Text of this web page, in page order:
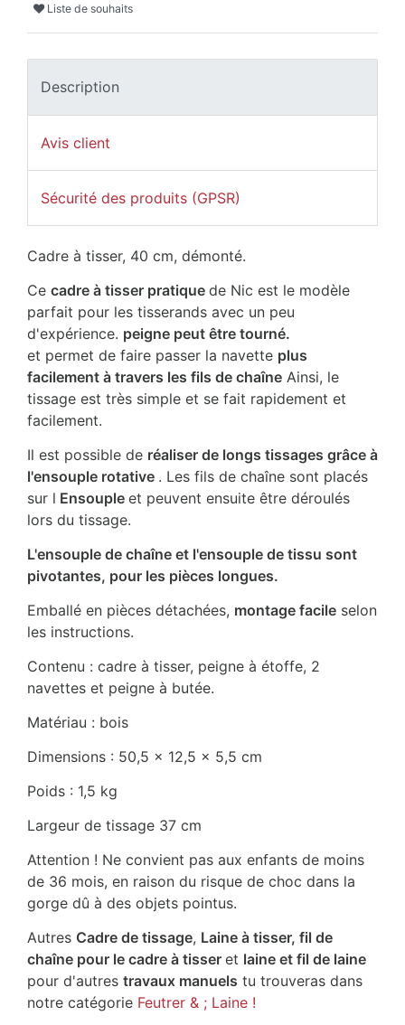
Liste de souhaits
Description
Avis client
Sécurité des produits (GPSR)
Cadre à tisser, 40 cm, démonté.
Ce cadre à tisser pratique de Nic est le modèle
parfait pour les tisserands avec un peu
d'expérience. peigne peut être tourné.
et permet de faire passer la navette plus
facilement à travers les fils de chaîne Ainsi, le
tissage est très simple et se fait rapidement et
facilement.
Il est possible de réaliser de longs tissages grâce à
l'ensouple rotative . Les fils de chaîne sont placés
sur l Ensouple et peuvent ensuite être déroulés
lors du tissage.
L'ensouple de chaîne et l'ensouple de tissu sont
pivotantes, pour les pièces longues.
Emballé en pièces détachées, montage facile selon
les instructions.
Contenu : cadre à tisser, peigne à étoffe, 2
navettes et peigne à butée.
Matériau : bois
Dimensions : 50,5 x 12,5 x 5,5 cm
Poids : 1,5 kg
Largeur de tissage 37 cm
Attention ! Ne convient pas aux enfants de moins
de 36 mois, en raison du risque de choc dans la
gorge dû à des objets pointus.
Autres Cadre de tissage, Laine à tisser, fil de
chaîne pour le cadre à tisser et laine et fil de laine
pour d'autres travaux manuels tu trouveras dans
notre catégorie Feutrer & ; Laine !